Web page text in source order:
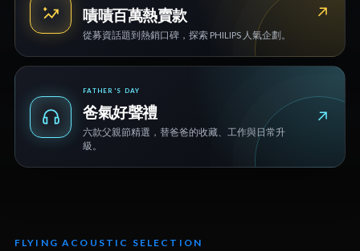
嘖嘖百萬熱賣款
從募資話題到熱銷口碑，探索 PHILIPS 人氣企劃。
↗
FATHER'S DAY
爸氣好聲禮
六款父親節精選，替爸爸的收藏、工作與日常升
級。
↗
FLYING ACOUSTIC SELECTION